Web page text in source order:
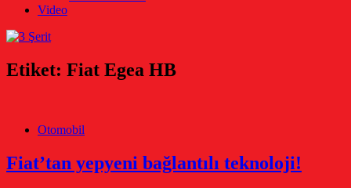
Video
Etiket: Fiat Egea HB
Otomobil
Fiat’tan yepyeni bağlantılı teknoloji!